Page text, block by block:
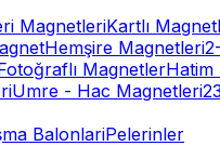
MagnetleriKartlı
Hemşire Magnetleri
MagnetlerHatim
Umre - Hac Magnetleri
BalonlariPelerinler